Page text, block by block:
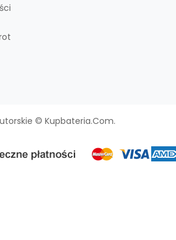
© Kupbateria.com.